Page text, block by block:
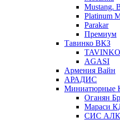
Mustang.
Platinum
Parakar
Премиум
Тавинко ВКЗ
TAVINKO
AGASI
Армения Вайн
АРАДИС
Миниатюрные
Оганян
Мараси
СИС